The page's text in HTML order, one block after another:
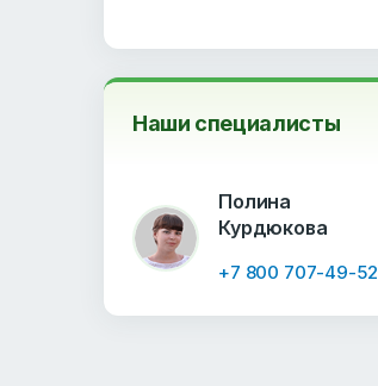
Наши специалисты
Полина
Курдюкова
+7 800 707-49-52